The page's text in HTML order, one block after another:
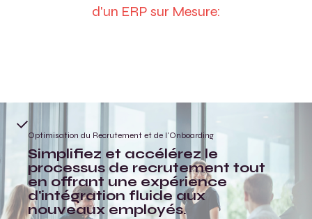
d'un ERP sur Mesure:
Optimisation du Recrutement et de l'Onboarding
Simplifiez et accélérez le
processus de recrutement tout
en offrant une expérience
d'intégration fluide aux
nouveaux employés.